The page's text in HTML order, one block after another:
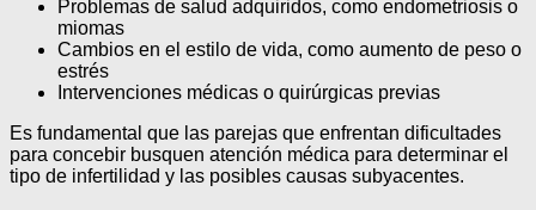
Problemas de salud adquiridos, como endometriosis o
miomas
Cambios en el estilo de vida, como aumento de peso o
estrés
Intervenciones médicas o quirúrgicas previas
Es fundamental que las parejas que enfrentan dificultades
para concebir busquen atención médica para determinar el
tipo de infertilidad y las posibles causas subyacentes.